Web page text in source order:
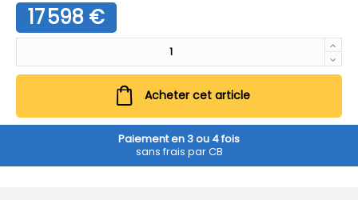
17 598 €
Acheter cet article
Paiement en 3 ou 4 fois
sans frais par CB